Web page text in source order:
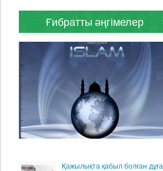
Ғибратты әңгімелер
Қажылықта қабыл болған дұға